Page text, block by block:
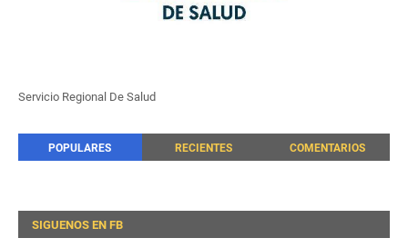
Servicio Regional De Salud
POPULARES RECIENTES COMENTARIOS
SIGUENOS EN FB